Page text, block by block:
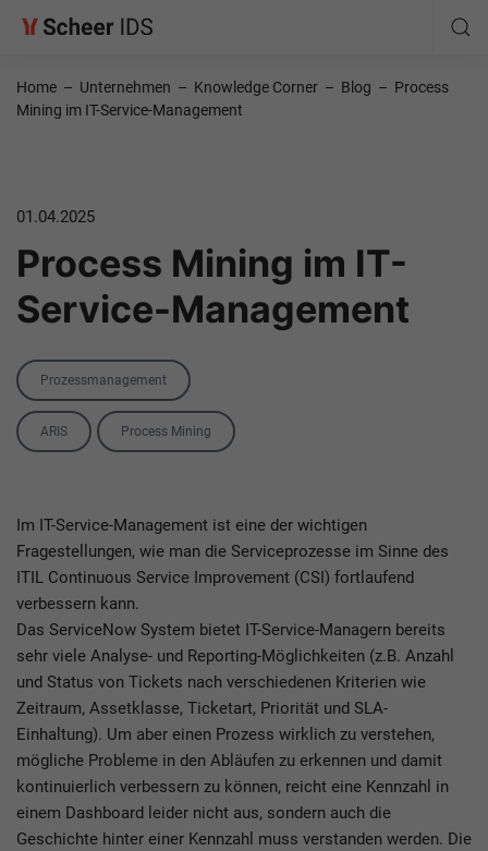
Home – Unternehmen – Knowledge Corner – Blog – Process
Mining im IT-Service-Management
01.04.2025
Process Mining im IT-
Service-Management
CategoryProzessmanagement
TagsARIS Process Mining
Im IT-Service-Management ist eine der wichtigen
Fragestellungen, wie man die Serviceprozesse im Sinne des
ITIL Continuous Service Improvement (CSI) fortlaufend
verbessern kann.
Das ServiceNow System bietet IT-Service-Managern bereits
sehr viele Analyse- und Reporting-Möglichkeiten (z.B. Anzahl
und Status von Tickets nach verschiedenen Kriterien wie
Zeitraum, Assetklasse, Ticketart, Priorität und SLA-
Einhaltung). Um aber einen Prozess wirklich zu verstehen,
mögliche Probleme in den Abläufen zu erkennen und damit
kontinuierlich verbessern zu können, reicht eine Kennzahl in
einem Dashboard leider nicht aus, sondern auch die
Geschichte hinter einer Kennzahl muss verstanden werden. Die